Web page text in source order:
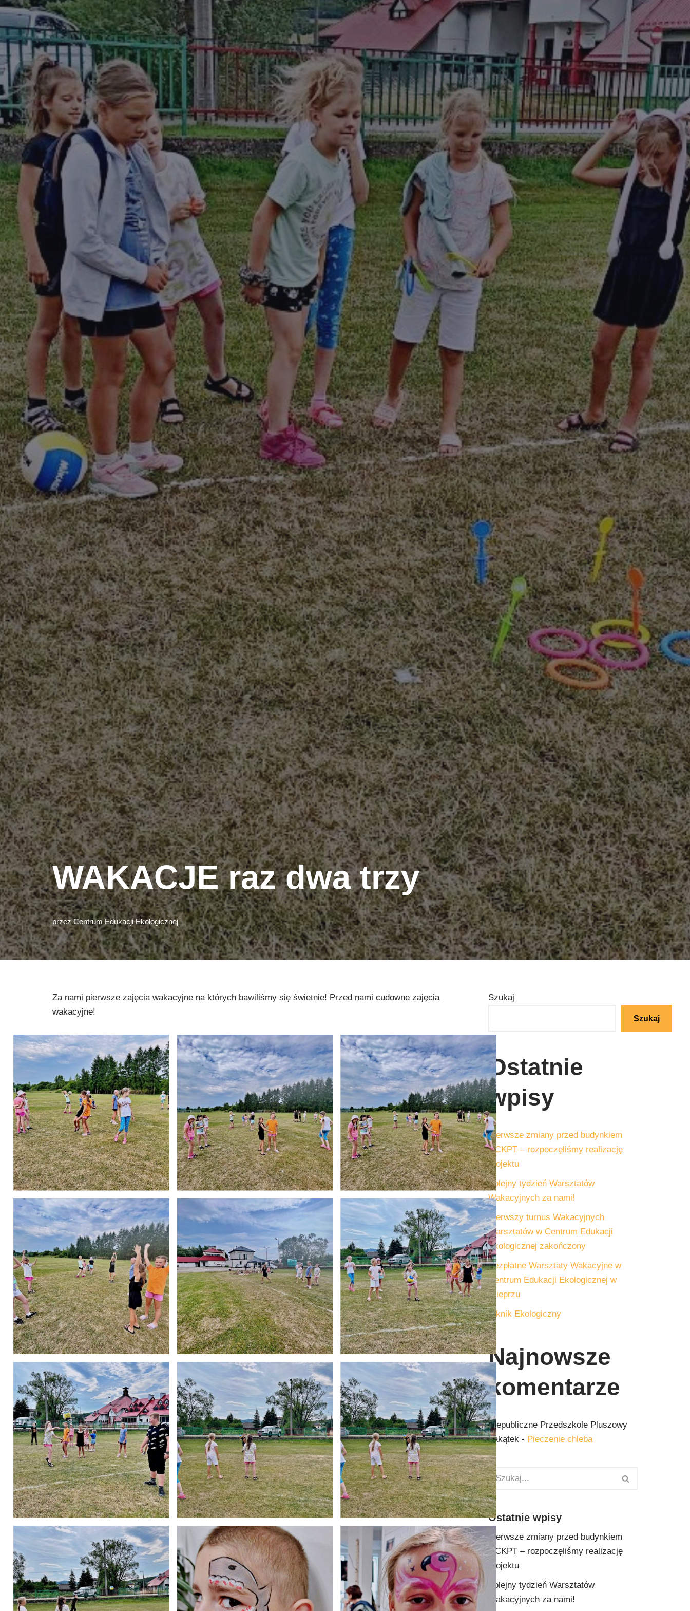
WAKACJE raz dwa trzy
przezCentrum Edukacji Ekologicznej
Za nami pierwsze zajęcia wakacyjne na których bawiliśmy się świetnie! Przed nami cudowne zajęcia
wakacyjne!
Szukaj
Szukaj
Ostatnie
wpisy
Pierwsze zmiany przed budynkiem
GCKPT – rozpoczęliśmy realizację
projektu
Kolejny tydzień Warsztatów
Wakacyjnych za nami!
Pierwszy turnus Wakacyjnych
Warsztatów w Centrum Edukacji
Ekologicznej zakończony
Bezpłatne Warsztaty Wakacyjne w
Centrum Edukacji Ekologicznej w
Wieprzu
Piknik Ekologiczny
Najnowsze
komentarze
Niepubliczne Przedszkole Pluszowy
Zakątek - Pieczenie chleba
Ostatnie wpisy
Pierwsze zmiany przed budynkiem
GCKPT – rozpoczęliśmy realizację
projektu
Kolejny tydzień Warsztatów
Wakacyjnych za nami!